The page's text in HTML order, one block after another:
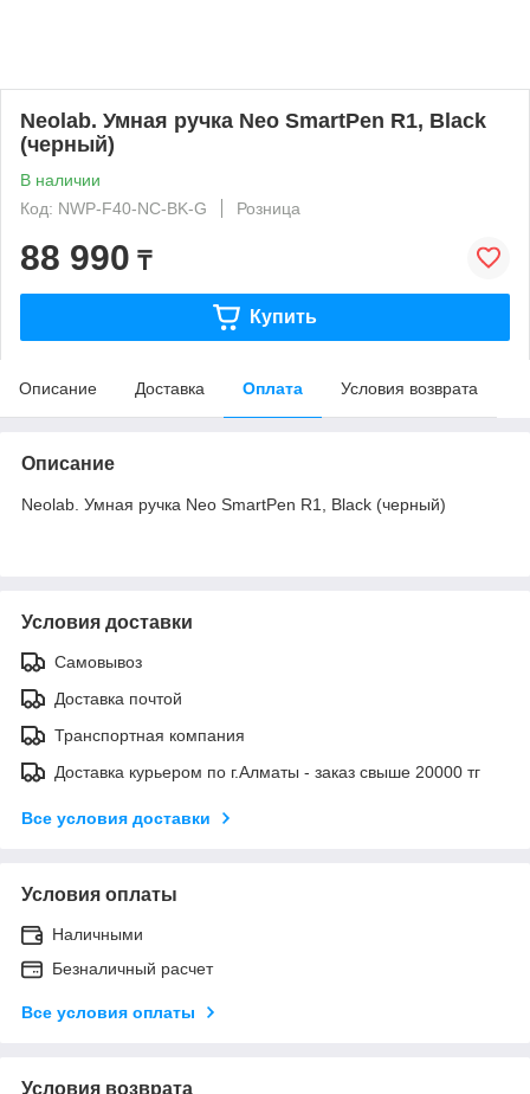
Neolab. Умная ручка Neo SmartPen R1, Black
(черный)
В наличии
Код: NWP-F40-NC-BK-G
Розница
88 990 ₸
Купить
Описание Доставка Оплата Условия возврата
Описание
Neolab. Умная ручка Neo SmartPen R1, Black (черный)
Условия доставки
Самовывоз
Доставка почтой
Транспортная компания
Доставка курьером по г.Алматы - заказ свыше 20000 тг
Все условия доставки
Условия оплаты
Наличными
Безналичный расчет
Все условия оплаты
Условия возврата